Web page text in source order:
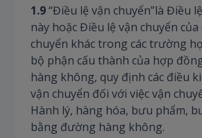
1.9“Điều lệ vận chuyển”là Điều
này hoặc Điều lệ vận chuyển của
chuyển khác trong các trường
bộ phận cấu thành của hợp
hàng không, quy định các điều
vận chuyển đối với việc vận
Hành lý, hàng hóa, bưu phẩm,
bằng đường hàng không.